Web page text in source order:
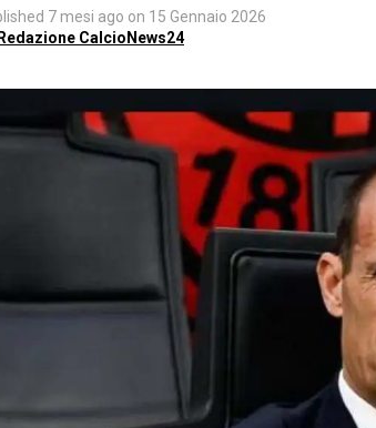
7 mesi ago on 15 Gennaio 2026
Redazione CalcioNews24